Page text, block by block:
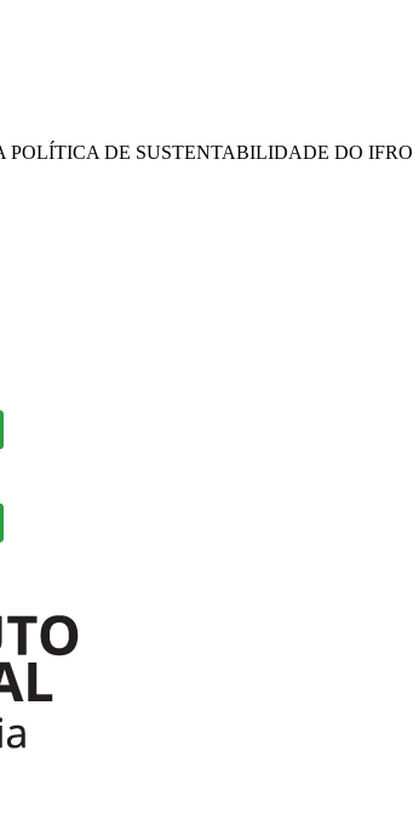
POLÍTICA DE SUSTENTABILIDADE DO IFRO